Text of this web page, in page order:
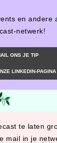
en andere
netwerk!
ONS JE TIP
LINKEDIN-PAGINA
te laten
mail in je